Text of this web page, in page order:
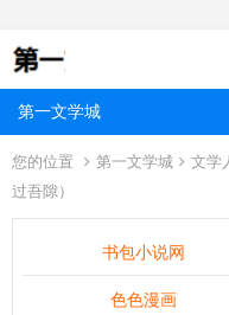
第一文学城
您的位置 第一文学城 文学
过吾隙）
书包小说网
色色漫画